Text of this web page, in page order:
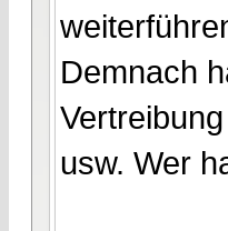
Demnach
usw. Wer